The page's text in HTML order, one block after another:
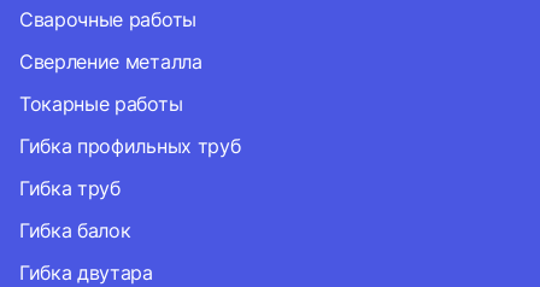
Сварочные работы
Сверление металла
Токарные работы
Гибка профильных труб
Гибка труб
Гибка балок
Гибка двутара